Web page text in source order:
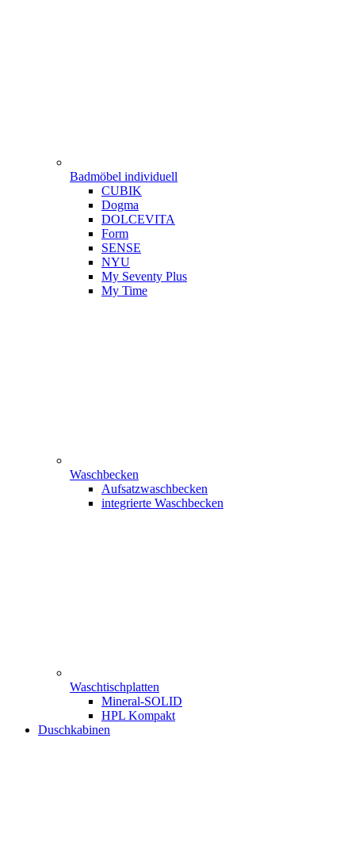
Badmöbel individuell
CUBIK
Dogma
DOLCEVITA
Form
SENSE
NYU
My Seventy Plus
My Time
Waschbecken
Aufsatzwaschbecken
integrierte Waschbecken
Waschtischplatten
Mineral-SOLID
HPL Kompakt
Duschkabinen